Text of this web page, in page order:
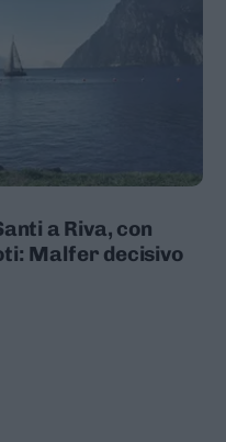
a Riva, con
Malfer decisivo